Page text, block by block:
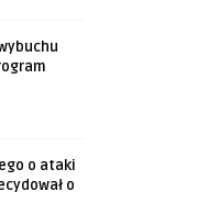
o ataki
o